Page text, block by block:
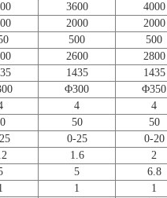
3600 4000
2000 2000
500 500
2600 2800
1435 1435
Φ300 Φ350
4 4
50 50
0-25 0-20
1.6 2
5 6.8
1 1